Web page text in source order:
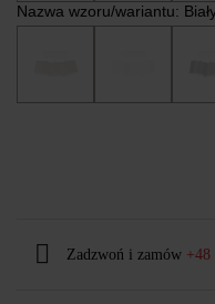
Nazwa wzoru/wariantu:
Zadzwoń i zamów +48